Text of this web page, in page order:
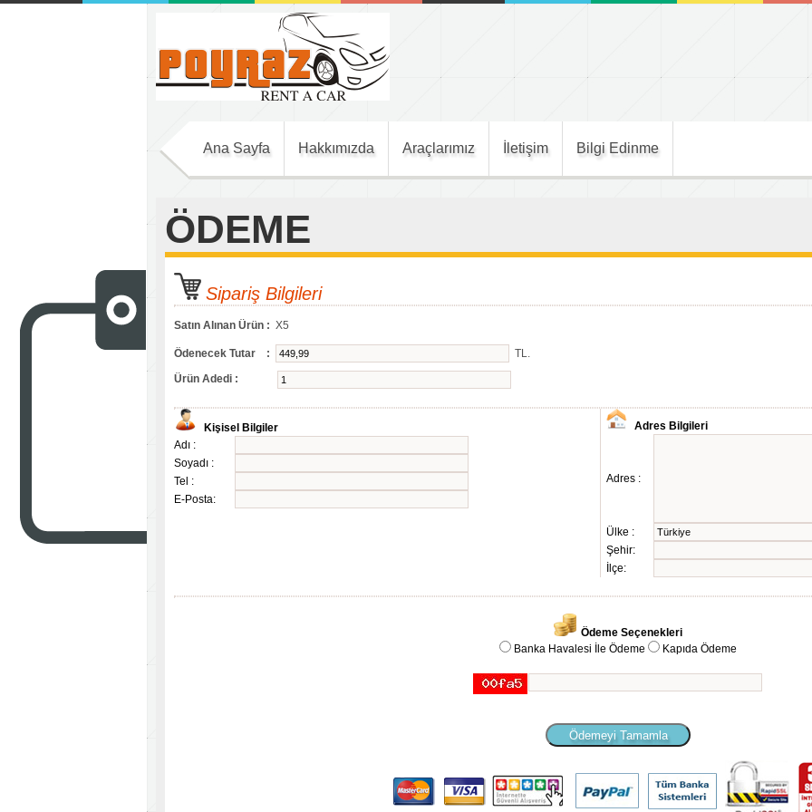
Ana Sayfa Hakkımızda Araçlarımız İletişim Bilgi Edinme
ÖDEME
Sipariş Bilgileri
Satın Alınan Ürün : X5
Ödenecek Tutar :
TL.
Ürün Adedi :
Kişisel Bilgiler
Adı :
Soyadı :
Tel :
E-Posta:
Adres Bilgileri
Adres :
Ülke :
Şehir:
İlçe:
Ödeme Seçenekleri
Banka Havalesi İle Ödeme
Kapıda Ödeme